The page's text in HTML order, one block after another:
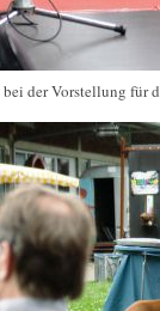
bei der Vorstellung für